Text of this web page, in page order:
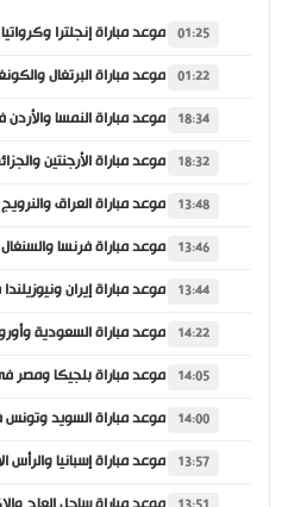
01:25
01:22
18:34
18:32
13:48
13:46
13:44
14:22
14:05
14:00
13:57